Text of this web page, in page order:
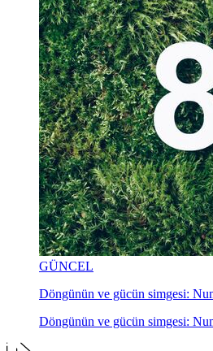
GÜNCEL
Döngünün ve gücün simgesi:
Döngünün ve gücün simgesi: